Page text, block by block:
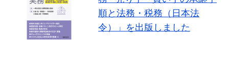
順と法務・税務（日本法
令）」を出版しました